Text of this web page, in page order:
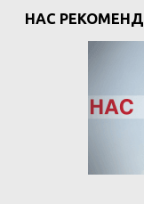
НАС